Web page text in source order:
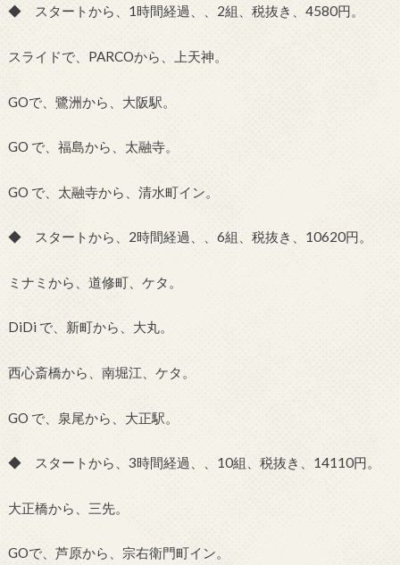
◆ スタートから、1時間経過、、2組、税抜き、4580円。
スライドで、PARCOから、上天神。
GOで、鷺洲から、大阪駅。
GO で、福島から、太融寺。
GO で、太融寺から、清水町イン。
◆ スタートから、2時間経過、、6組、税抜き、10620円。
ミナミから、道修町、ケタ。
DiDi で、新町から、大丸。
西心斎橋から、南堀江、ケタ。
GO で、泉尾から、大正駅。
◆ スタートから、3時間経過、、10組、税抜き、14110円。
大正橋から、三先。
GOで、芦原から、宗右衛門町イン。